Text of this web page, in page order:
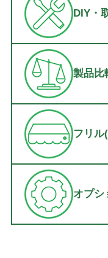
DIY・
製品比
フリル
オプシ